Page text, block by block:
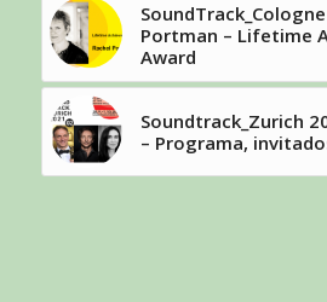
Portman – Lifetime
Award
Soundtrack_Zurich
– Programa,